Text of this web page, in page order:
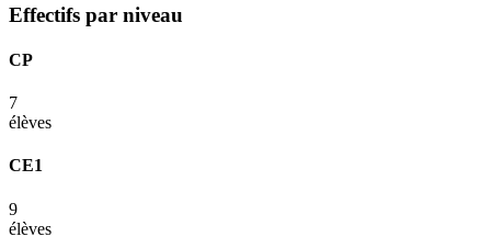
Effectifs par niveau
CP
7
élèves
CE1
9
élèves